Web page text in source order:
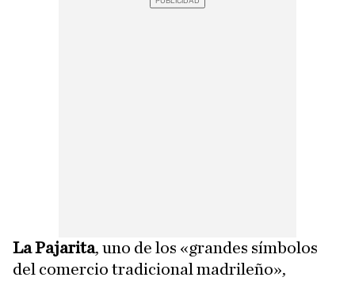
La Pajarita, uno de los «grandes símbolos
del comercio tradicional madrileño»,